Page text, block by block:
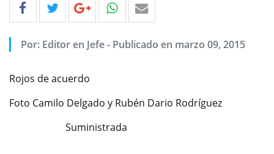
Por: Editor en Jefe - Publicado en marzo 09, 2015
Rojos de acuerdo
Foto Camilo Delgado y Rubén Dario Rodríguez
Suministrada